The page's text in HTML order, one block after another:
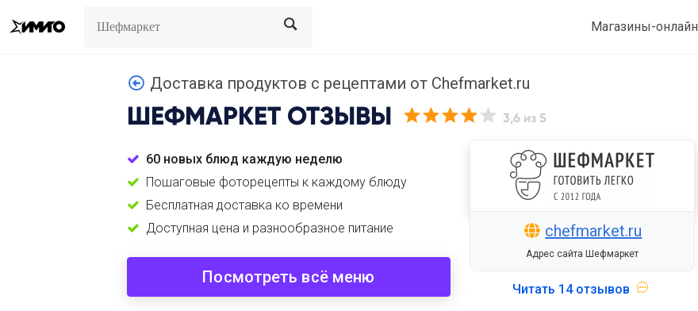
Search Магазины-онлайн
Доставка продуктов с рецептами от Chefmarket.ru
ШЕФМАРКЕТ ОТЗЫВЫ 3,6 из 5
60 новых блюд каждую неделю
Пошаговые фоторецепты к каждому блюду
Бесплатная доставка ко времени
Доступная цена и разнообразное питание
Посмотреть всё меню
chefmarket.ru
Адрес сайта Шефмаркет
Читать 14 отзывов